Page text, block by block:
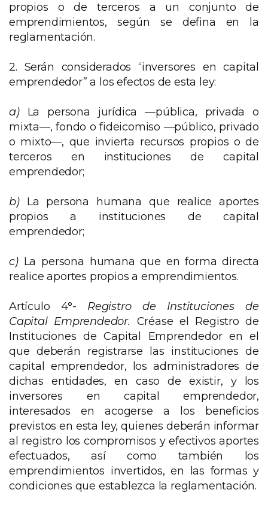
propios o de terceros a un conjunto de
emprendimientos, según se defina en la
reglamentación.
2. Serán considerados “inversores en capital
emprendedor” a los efectos de esta ley:
a)
La persona jurídica —pública, privada o
mixta—, fondo o fideicomiso —público, privado
o mixto—, que invierta recursos propios o de
terceros en instituciones de capital
emprendedor;
b)La persona humana que realice aportes
propios a instituciones de capital
emprendedor;
c)La persona humana que en forma directa
realice aportes propios a emprendimientos.
Artículo 4°- Registro de Instituciones de
Capital Emprendedor. Créase el Registro de
Instituciones de Capital Emprendedor en el
que deberán registrarse las instituciones de
capital emprendedor, los administradores de
dichas entidades, en caso de existir, y los
inversores en capital emprendedor,
interesados en acogerse a los beneficios
previstos en esta ley, quienes deberán informar
al registro los compromisos y efectivos aportes
efectuados, así como también los
emprendimientos invertidos, en las formas y
condiciones que establezca la reglamentación.